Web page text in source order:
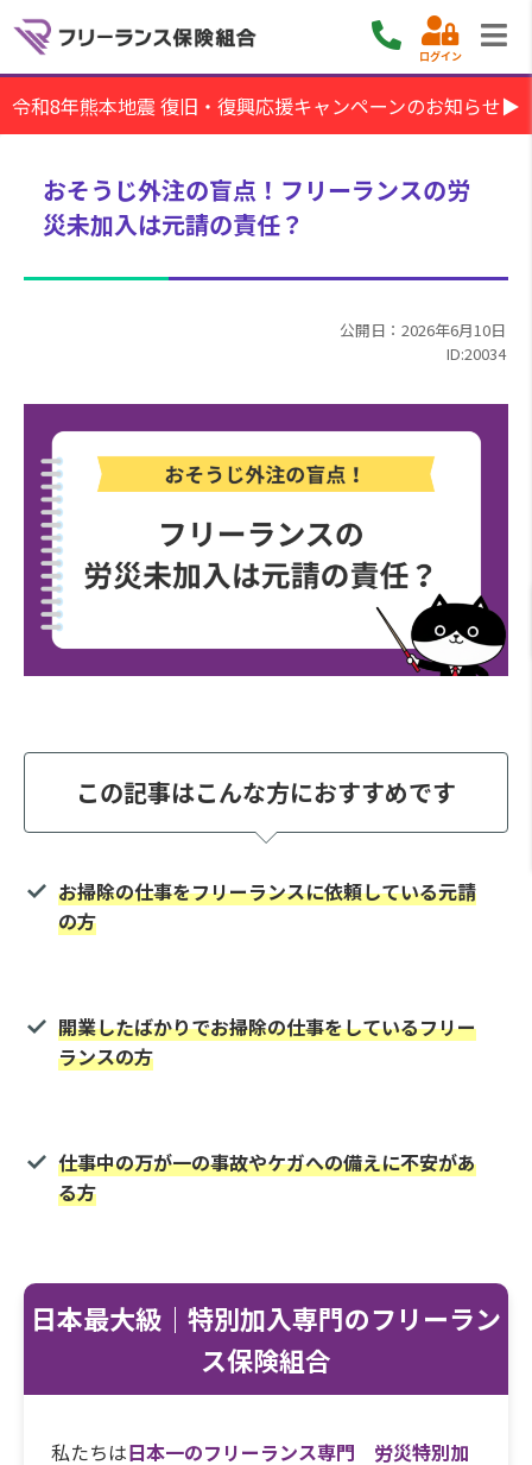
ログイン
令和8年熊本地震 復旧・復興応援キャンペーンのお知らせ▶
おそうじ外注の盲点！フリーランスの労
災未加入は元請の責任？
公開日：2026年6月10日
ID:20034
この記事はこんな方におすすめです
お掃除の仕事をフリーランスに依頼している元請
の方
開業したばかりでお掃除の仕事をしているフリー
ランスの方
仕事中の万が一の事故やケガへの備えに不安があ
る方
日本最大級｜特別加入専門のフリーラン
ス保険組合
私たちは日本一のフリーランス専門 労災特別加